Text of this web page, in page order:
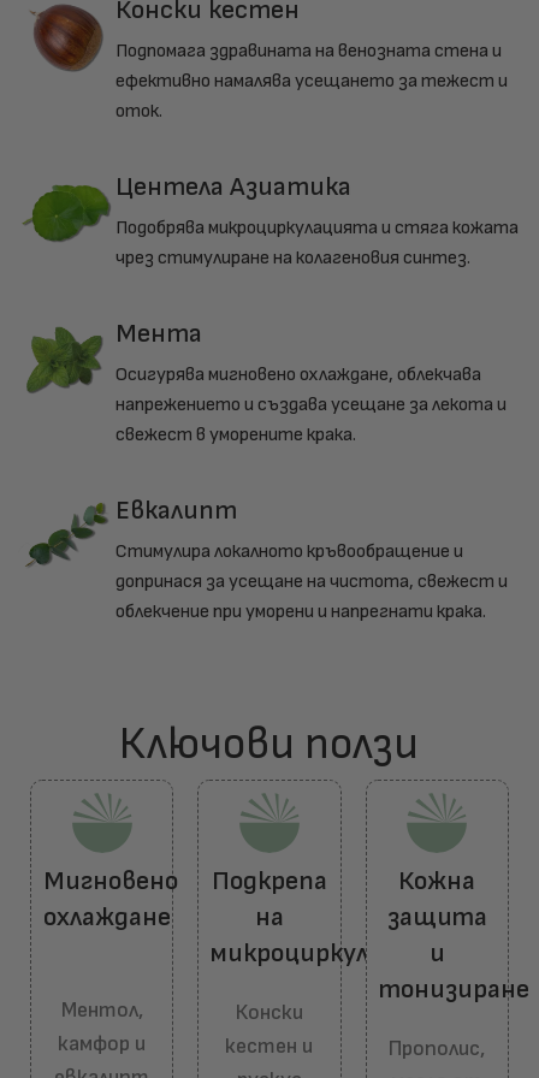
Конски кестен
Подпомага здравината на венозната стена и
ефективно намалява усещането за тежест и
оток.
Центела Азиатика
Подобрява микроциркулацията и стяга кожата
чрез стимулиране на колагеновия синтез.
Мента
Осигурява мигновено охлаждане, облекчава
напрежението и създава усещане за лекота и
свежест в уморените крака.
Евкалипт
Стимулира локалното кръвообращение и
допринася за усещане на чистота, свежест и
облекчение при уморени и напрегнати крака.
Ключови ползи​
Мигновено
охлаждане
Ментол,
камфор и
Подкрепа
на
микроциркулацията
Конски
кестен и
Кожна
защита
и
тонизиране
Прополис,